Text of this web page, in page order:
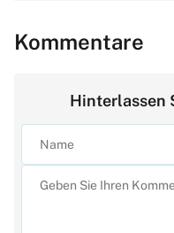
Kommentare
Hinterlassen